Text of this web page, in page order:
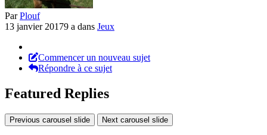
ParPlouf
13 janvier 20179 a dans Jeux
Commencer un nouveau sujet
Répondre à ce sujet
Featured Replies
Previous carousel slide Next carousel slide